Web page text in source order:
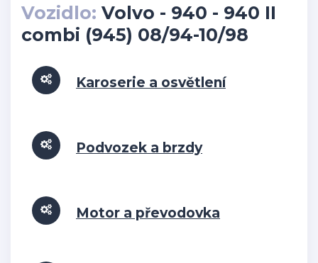
Vozidlo: Volvo - 940 - 940 II
combi (945) 08/94-10/98
Karoserie a osvětlení
Podvozek a brzdy
Motor a převodovka